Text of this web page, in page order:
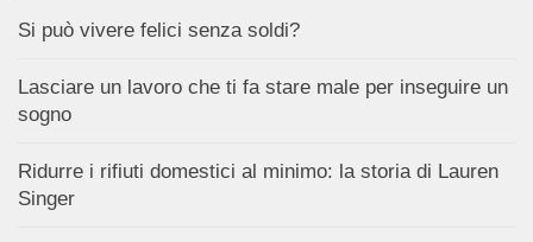
Si può vivere felici senza soldi?
Lasciare un lavoro che ti fa stare male per inseguire un
sogno
Ridurre i rifiuti domestici al minimo: la storia di Lauren
Singer